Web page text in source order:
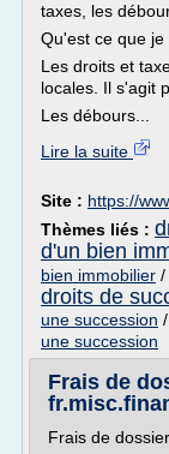
taxes, les
Qu'est ce que je
Les droits et
locales. Il s'agit
Les débours...
Lire la suite
Site : https://
Thèmes liés :
d'un bien
bien immobilier /
droits de
une succession /
une succession
Frais de
Frais de